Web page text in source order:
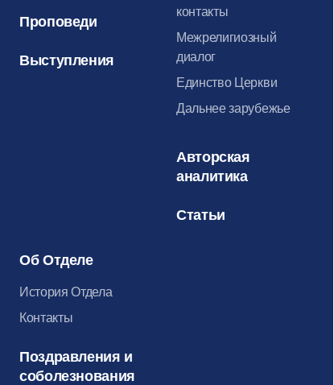
Проповеди
Выступления
контакты
Межрелигиозный
диалог
Единство Церкви
Дальнее зарубежье
Авторская
аналитика
Статьи
Об Отделе
История Отдела
Контакты
Поздравления и
соболезнования